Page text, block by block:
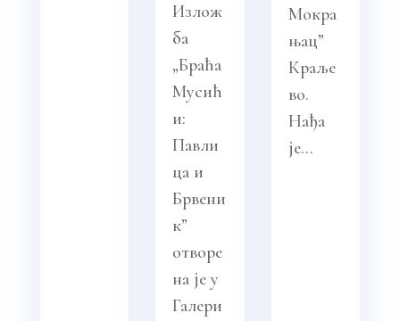
Излож
ба
„Браћа
Мусић
и:
Павли
ца и
Брвени
к”
отворе
на је у
Галери
Мокра
њац”
Краље
во.
Нађа
је...